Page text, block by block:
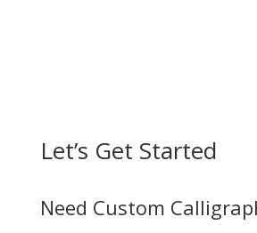
Let’s Get Started
Need Custom